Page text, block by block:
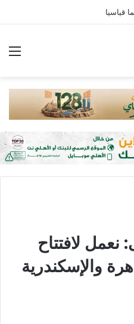
قياسيا
نعمل لافتتاح
والإسكندرية